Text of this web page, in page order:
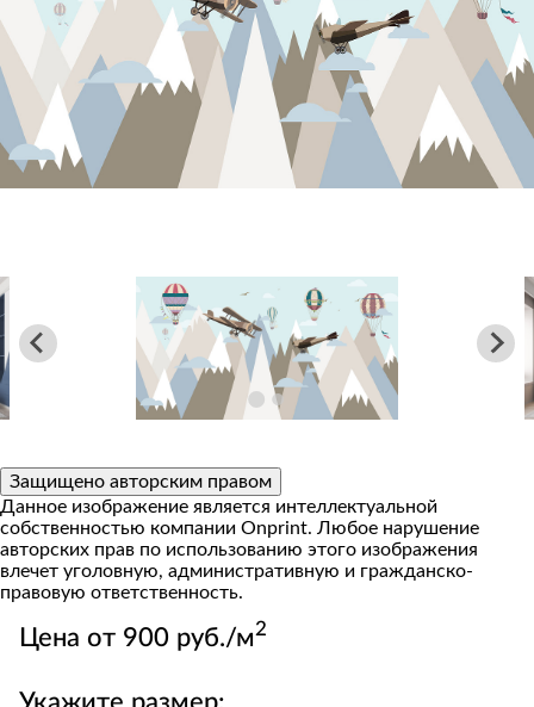
Защищено авторским правом
Данное изображение является интеллектуальной
собственностью компании Onprint. Любое нарушение
авторских прав по использованию этого изображения
влечет уголовную, административную и гражданско-
правовую ответственность.
Цена от 900 руб./м2